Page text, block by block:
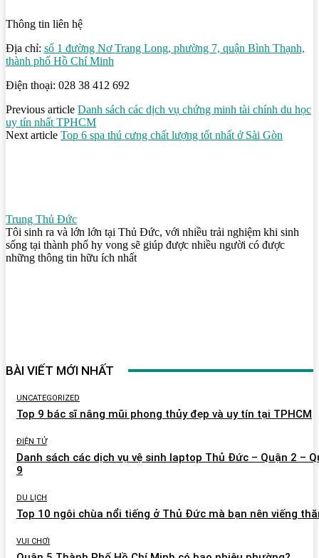
Thông tin liên hệ
Địa chỉ: số 1 đường Nơ Trang Long, phường 7, quận Bình Thạnh,
thành phố Hồ Chí Minh
Điện thoại: 028 38 412 692
Previous article Danh sách các dịch vụ chứng minh tài chính du học
uy tín nhất TPHCM
Next article Top 6 spa thú cưng chất lượng tốt nhất ở Sài Gòn
Trung Thủ Đức
Tôi sinh ra và lớn lớn tại Thủ Đức, với nhiều trải nghiệm khi sinh
sống tại thành phố hy vong sẽ giúp được nhiều người có được
những thông tin hữu ích nhất
BÀI VIẾT MỚI NHẤT
UNCATEGORIZED
Top 9 bác sĩ nâng mũi phong thủy đẹp và uy tín tại TPHCM
ĐIỆN TỬ
Danh sách các dịch vụ vệ sinh laptop Thủ Đức – Quận 2 –
9
DU LỊCH
Top 10 ngôi chùa nổi tiếng ở Thủ Đức mà bạn nên viếng
VUI CHƠI